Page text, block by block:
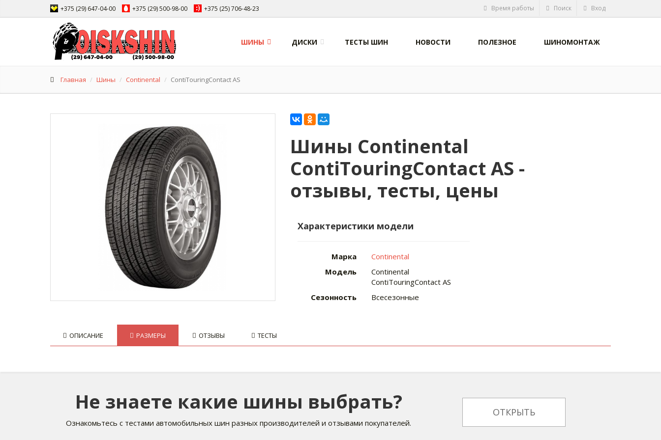
+375 (29) 647-04-00 +375 (29) 500-98-00 +375 (25) 706-48-23 Время работы Поиск Вход
ШИНЫ ДИСКИ ТЕСТЫ ШИН НОВОСТИ ПОЛЕЗНОЕ ШИНОМОНТАЖ
Главная Шины Continental ContiTouringContact AS
Шины Continental
ContiTouringContact AS -
отзывы, тесты, цены
Характеристики модели
Марка
Continental
Модель
Continental
ContiTouringContact AS
Сезонность
Всесезонные
ОПИСАНИЕ РАЗМЕРЫ ОТЗЫВЫ ТЕСТЫ
Не знаете какие шины выбрать?
Ознакомьтесь с тестами автомобильных шин разных производителей и отзывами покупателей.
ОТКРЫТЬ